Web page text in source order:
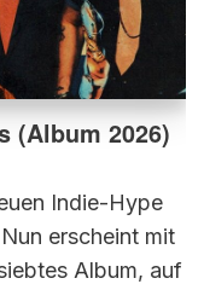
(Album 2026)
Indie-Hype
erscheint mit
Album, auf